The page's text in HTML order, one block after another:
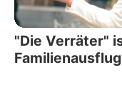
"Die Verräter"
Familienausflug